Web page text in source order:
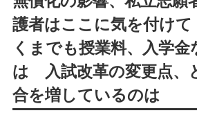
護者はここに気を付け
くまでも授業料、入学金
は 入試改革の変更点、
合を増しているのは